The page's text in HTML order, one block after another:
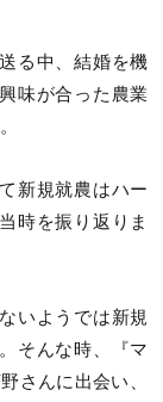
る中、結婚を機
味が合った農業
新規就農はハー
時を振り返りま
いようでは新規
そんな時、『マ
さんに出会い、